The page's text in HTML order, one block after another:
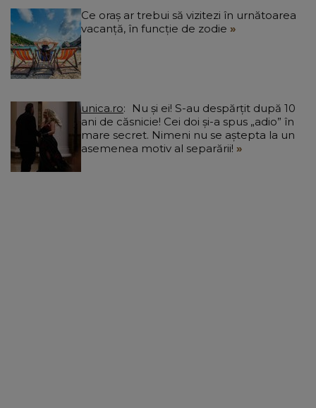
Ce oraș ar trebui să vizitezi în urnătoarea
vacanță, în funcție de zodie
unica.ro
ani de căsnicie! Cei doi și-a spus „adio” în
mare secret. Nimeni nu se aștepta la un
asemenea motiv al separării!